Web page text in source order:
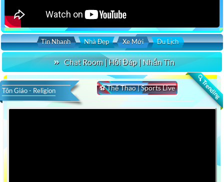
Tin Nhanh Nhà Đẹp Xe Mới Du Lịch
Chat Room | Hỏi Đáp | Nhắn Tin
🔍 Trending
⚽ Thể Thao | Sports Live
Tôn Giáo - Religion